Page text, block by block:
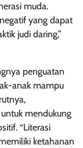
muda.
yang dapat
judi daring,”
penguatan
anak mampu
mendukung
“Literasi
ketahanan